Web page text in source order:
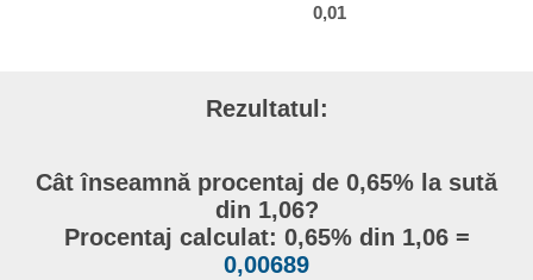
0,01
Rezultatul:
Cât înseamnă procentaj de 0,65% la sută
din 1,06?
Procentaj calculat: 0,65% din 1,06 =
0,00689